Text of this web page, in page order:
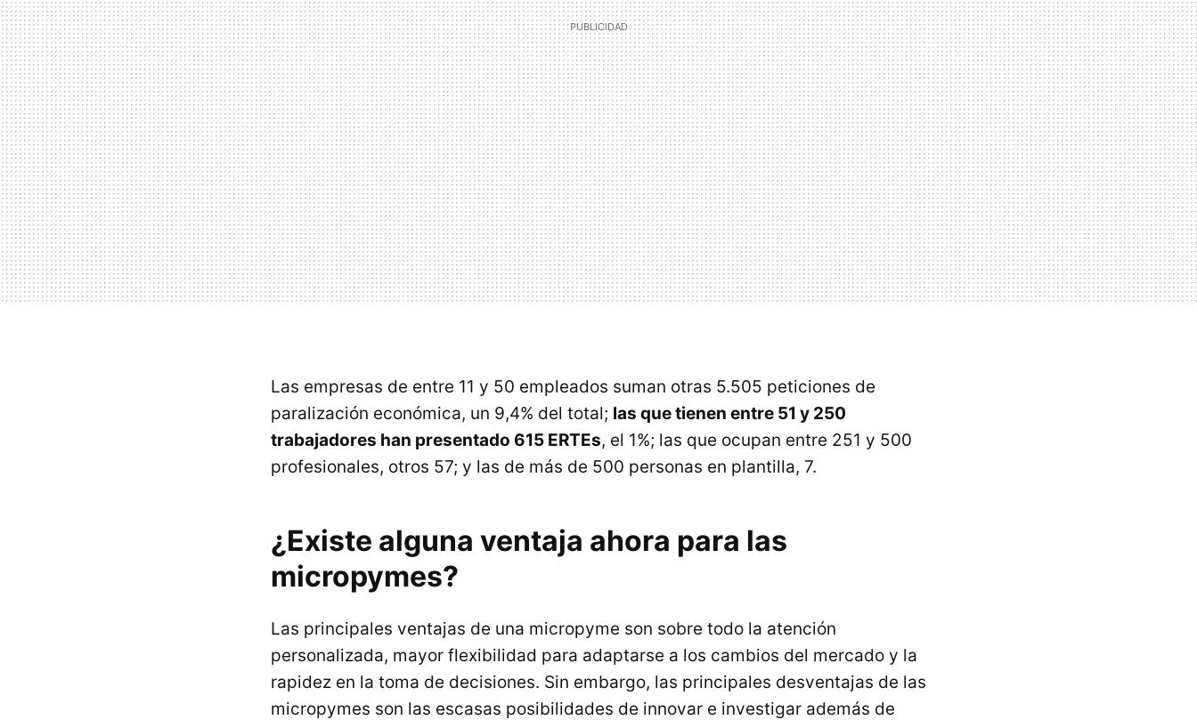
Las empresas de entre 11 y 50 empleados suman otras 5.505 peticiones de
paralización económica, un 9,4% del total; las que tienen entre 51 y 250
trabajadores han presentado 615 ERTEs, el 1%; las que ocupan entre 251 y 500
profesionales, otros 57; y las de más de 500 personas en plantilla, 7.
¿Existe alguna ventaja ahora para las
micropymes?
Las principales ventajas de una micropyme son sobre todo la atención
personalizada, mayor flexibilidad para adaptarse a los cambios del mercado y la
rapidez en la toma de decisiones. Sin embargo, las principales desventajas de las
micropymes son las escasas posibilidades de innovar e investigar además de